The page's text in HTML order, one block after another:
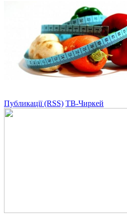
Публикації (RSS) ТВ-Чиркей